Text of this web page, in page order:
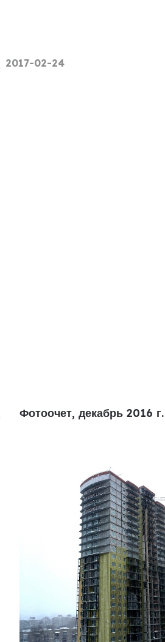
2017-02-24
Фотоочет, декабрь 2016 г.